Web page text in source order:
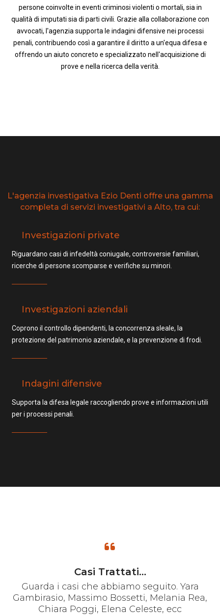
persone coinvolte in eventi criminosi violenti o mortali, sia in
qualità di imputati sia di parti civili. Grazie alla collaborazione con
avvocati, l'agenzia supporta le indagini difensive nei processi
penali, contribuendo così a garantire il diritto a un'equa difesa e
offrendo un aiuto concreto e specializzato nell'acquisizione di
prove e nella ricerca della verità.
L'agenzia investigativa Ezio Denti offre una gamma
completa di servizi investigativi a Alto, tra cui:
Investigazioni private
Riguardano casi di infedeltà coniugale, controversie familiari,
ricerche di persone scomparse e verifiche su minori.
Investigazioni aziendali
Coprono il controllo dipendenti, la concorrenza sleale, la
protezione del patrimonio aziendale, e la prevenzione di frodi.
Indagini difensive
Supporta la difesa legale raccogliendo prove e informazioni utili
per i processi penali.
Casi Trattati...
Guarda i casi che abbiamo seguito. Yara
Gambirasio, Massimo Bossetti, Melania Rea,
Chiara Poggi, Elena Celeste, ecc